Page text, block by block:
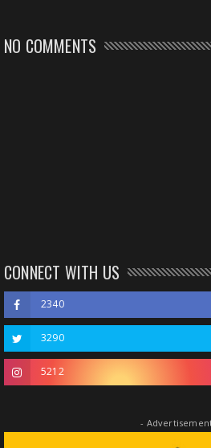
NO COMMENTS
CONNECT WITH US
2340
3290
5212
-